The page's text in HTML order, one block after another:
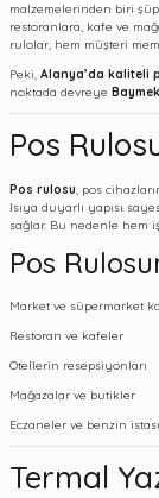
malzemelerinden biri
restoranlara, kafe ve
rulolar, hem müşteri
Peki, Alanya’da kaliteli
noktada devreye
Pos
Pos rulosu, pos
Isıya duyarlı yapısı
sağlar. Bu nedenle hem
Pos
Market ve süpermarket
Restoran ve kafeler
Otellerin resepsiyonları
Mağazalar ve butikler
Eczaneler ve benzin
Termal